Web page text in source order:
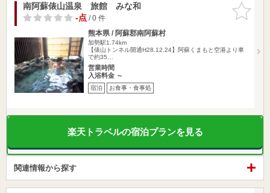
お気に入
りに追加
南阿蘇俵山温泉 旅館 みな和
-点/ 0 件
熊本県 / 阿蘇郡南阿蘇村
加勢駅1.74km
【俵山トンネル開通H28.12.24】阿蘇くまもと空港より車
で約35…
営業時間
入浴料金 ～
宿泊 お食事・食事処
楽天トラベルの宿泊プランを見る
関連情報から探す